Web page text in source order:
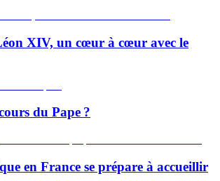
XIV, un cœur à cœur avec le
du Pape ?
en France se prépare à accueillir